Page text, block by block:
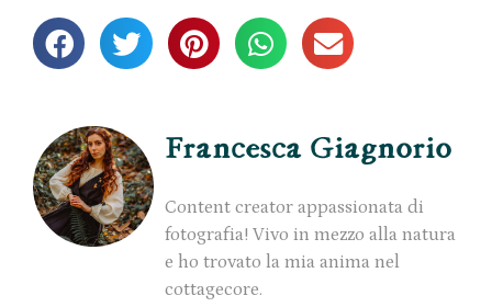
Francesca Giagnorio
Content creator appassionata di
fotografia! Vivo in mezzo alla natura
e ho trovato la mia anima nel
cottagecore.